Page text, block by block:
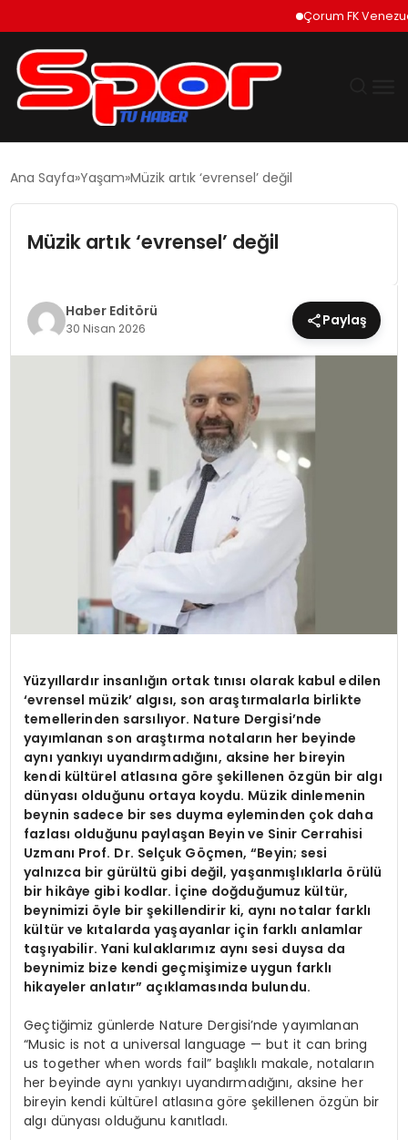
Çorum FK
SIYASET
TEKNOLOJI
Ana Sayfa Yaşam Müzik artık ‘evrensel’ değil
Müzik artık ‘evrensel’ değil
Haber Editörü
30 Nisan 2026 Paylaş
Yüzyıllardır insanlığın ortak tınısı olarak kabul edilen
‘evrensel müzik’ algısı, son araştırmalarla birlikte
temellerinden sarsılıyor. Nature Dergisi’nde
yayımlanan son araştırma notaların her beyinde
aynı yankıyı uyandırmadığını, aksine her bireyin
kendi kültürel atlasına göre şekillenen özgün bir algı
dünyası olduğunu ortaya koydu. Müzik dinlemenin
beynin sadece bir ses duyma eyleminden çok daha
fazlası olduğunu paylaşan Beyin ve Sinir Cerrahisi
Uzmanı Prof. Dr. Selçuk Göçmen, “Beyin; sesi
yalnızca bir gürültü gibi değil, yaşanmışlıklarla örülü
bir hikâye gibi kodlar. İçine doğduğumuz kültür,
beynimizi öyle bir şekillendirir ki, aynı notalar farklı
kültür ve kıtalarda yaşayanlar için farklı anlamlar
taşıyabilir. Yani kulaklarımız aynı sesi duysa da
beynimiz bize kendi geçmişimize uygun farklı
hikayeler anlatır” açıklamasında bulundu.
Geçtiğimiz günlerde Nature Dergisi’nde yayımlanan
“Music is not a universal language — but it can bring
us together when words fail” başlıklı makale, notaların
her beyinde aynı yankıyı uyandırmadığını, aksine her
bireyin kendi kültürel atlasına göre şekillenen özgün bir
algı dünyası olduğunu kanıtladı.